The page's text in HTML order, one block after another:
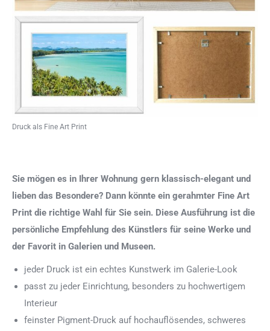
Druck als Fine Art Print
Sie mögen es in Ihrer Wohnung gern klassisch-elegant und
lieben das Besondere? Dann könnte ein gerahmter Fine Art
Print die richtige Wahl für Sie sein. Diese Ausführung ist die
persönliche Empfehlung des Künstlers für seine Werke und
der Favorit in Galerien und Museen.
jeder Druck ist ein echtes Kunstwerk im Galerie-Look
passt zu jeder Einrichtung, besonders zu hochwertigem
Interieur
feinster Pigment-Druck auf hochauflösendes, schweres